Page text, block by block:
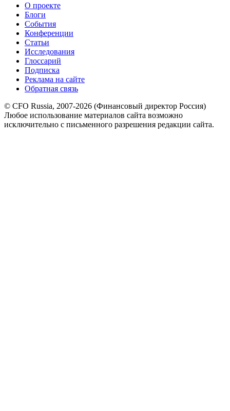
О проекте
Блоги
События
Конференции
Статьи
Исследования
Глоссарий
Подписка
Реклама на сайте
Обратная связь
© CFO Russia, 2007-2026 (Финансовый директор Россия)
Любое использование материалов сайта возможно
исключительно с письменного разрешения редакции сайта.